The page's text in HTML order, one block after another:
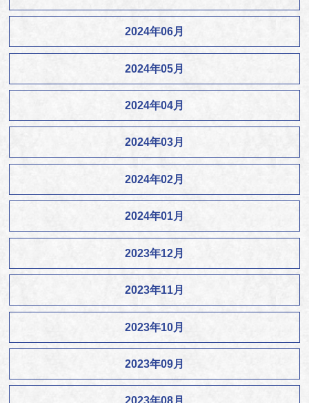
2024年06月
2024年05月
2024年04月
2024年03月
2024年02月
2024年01月
2023年12月
2023年11月
2023年10月
2023年09月